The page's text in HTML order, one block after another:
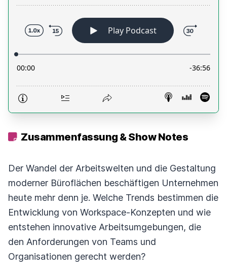
Zusammenfassung & Show Notes
Der Wandel der Arbeitswelten und die Gestaltung
moderner Büroflächen beschäftigen Unternehmen
heute mehr denn je. Welche Trends bestimmen die
Entwicklung von Workspace-Konzepten und wie
entstehen innovative Arbeitsumgebungen, die
den Anforderungen von Teams und
Organisationen gerecht werden?